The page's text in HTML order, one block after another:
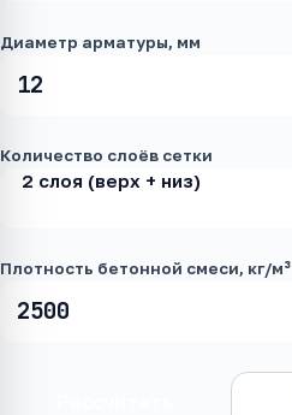
Диаметр арматуры, мм
Количество слоёв сетки
Плотность бетонной смеси, кг/м³